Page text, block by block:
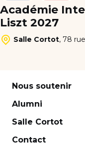
Académie
Liszt 2027
Salle Cortot, 78
Nous soutenir
Alumni
Salle Cortot
Contact